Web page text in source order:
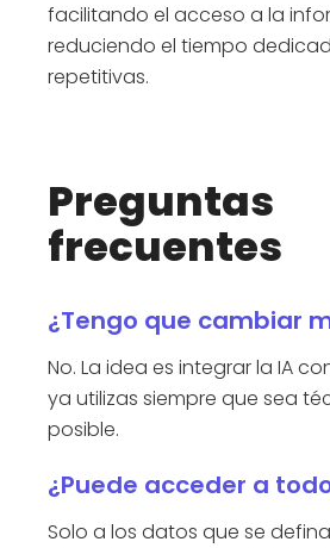
facilitando el acceso a la
reduciendo el tiempo
repetitivas.
Preguntas
frecuentes
¿Tengo que cambiar mi
No. La idea es integrar la IA
ya utilizas siempre que sea
posible.
¿Puede acceder a
Solo a los datos que se